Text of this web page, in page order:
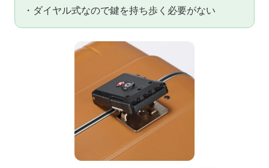
・ダイヤル式なので鍵を持ち歩く必要がない